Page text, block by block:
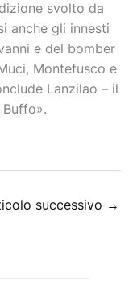
svolto da
anche gli innesti
e del bomber
Montefusco e
Lanzilao – il
successivo →